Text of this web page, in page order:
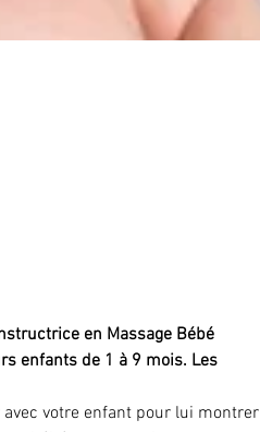
en Massage Bébé
enfants de 1 à 9 mois. Les
votre enfant pour lui montrer